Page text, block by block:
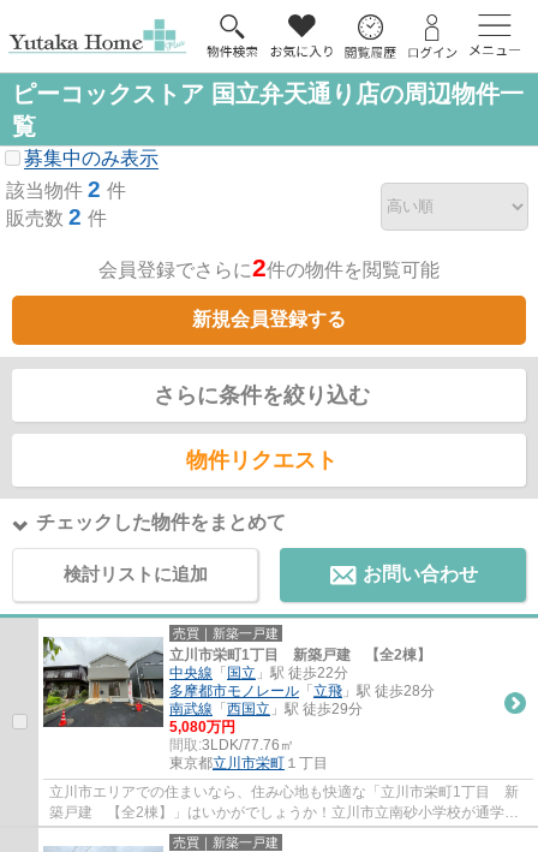
ピーコックストア 国立弁天通り店の周辺物件一
覧
募集中のみ表示
該当物件 2 件
販売数 2 件
会員登録でさらに2件の物件を閲覧可能
新規会員登録する
さらに条件を絞り込む
物件リクエスト
チェックした物件をまとめて
検討リストに追加 お問い合わせ
売買｜新築一戸建
立川市栄町1丁目 新築戸建 【全2棟】
中央線 「 国立 」駅 徒歩22分
多摩都市モノレール 「 立飛 」駅 徒歩28分
南武線 「 西国立 」駅 徒歩29分
5,080万円
間取:3LDK/77.76㎡
東京都立川市栄町 １丁目
立川市エリアでの住まいなら、住み心地も快適な「立川市栄町1丁目 新
築戸建 【全2棟】」はいかがでしょうか！立川市立南砂小学校が通学範
囲内、学校まで徒歩5分！システムキッチン付...
売買｜新築一戸建